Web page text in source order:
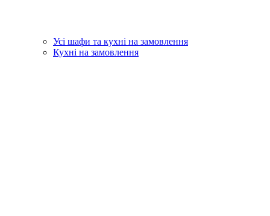
Усі шафи та кухні на замовлення
Кухні на замовлення